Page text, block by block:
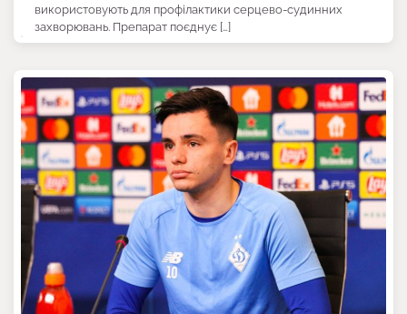
використовують для профілактики серцево-судинних
захворювань. Препарат поєднує […]